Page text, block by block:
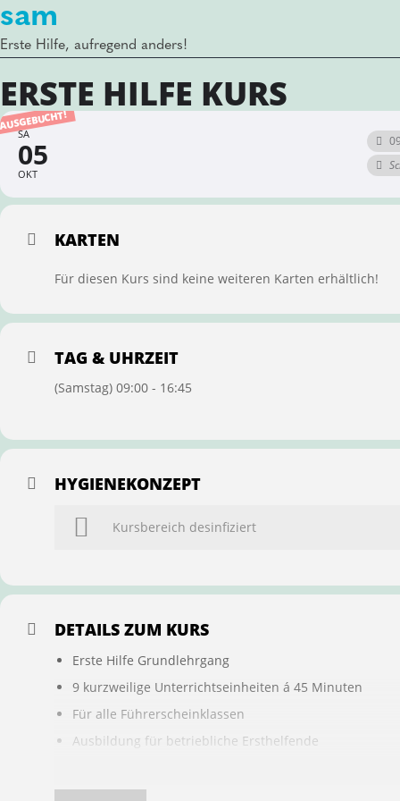
sam
Erste Hilfe, aufregend anders!
ERSTE HILFE KURS
SA
05
OKT
KARTEN
Für diesen Kurs sind keine weiteren Karten erhältlich!
TAG & UHRZEIT
(Samstag) 09:00 - 16:45
HYGIENEKONZEPT
Kursbereich desinfiziert
DETAILS ZUM KURS
Erste Hilfe Grundlehrgang
9 kurzweilige Unterrichtseinheiten á 45 Minuten
Für alle Führerscheinklassen
Ausbildung für betriebliche Ersthelfende